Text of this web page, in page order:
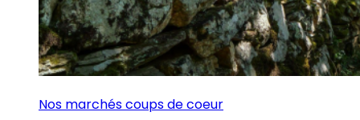
Nos marchés coups de coeur